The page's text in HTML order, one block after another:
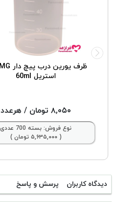
استریل 60ml
۸,۰۵۰ تومان / هرعدد
نوع فروش: بسته 700 عددی
( ۵,۶۳۵,۰۰۰ تومان )
دیدگاه کاربران پرسش و پاسخ